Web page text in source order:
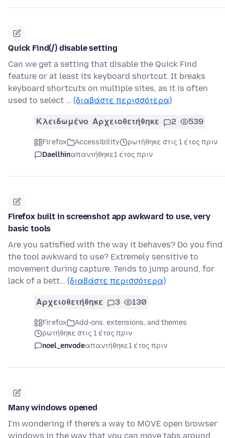
Quick Find(/) disable setting
Can we get a setting that disable the Quick Find
feature or at least its keyboard shortcut. It breaks
keyboard shortcuts on multiple sites, as it is often
used to select … (διαβάστε περισσότερα)
Κλειδωμένο Αρχειοθετήθηκε 2 539
Firefox Accessibility
ρωτήθηκε στις 1 έτος πριν
Daellhinαπαντήθηκε1 έτος πριν
Firefox built in screenshot app awkward to use, very
basic tools
Are you satisfied with the way it behaves? Do you find
the tool awkward to use? Extremely sensitive to
movement during capture. Tends to jump around, for
lack of a bett… (διαβάστε περισσότερα)
Αρχειοθετήθηκε 3 130
Firefox
Add-ons, extensions, and themes
ρωτήθηκε στις 1 έτος πριν
noel_envodeαπαντήθηκε1 έτος πριν
Many windows opened
I'm wondering if there's a way to MOVE open browser
windows in the way that you can move tabs around